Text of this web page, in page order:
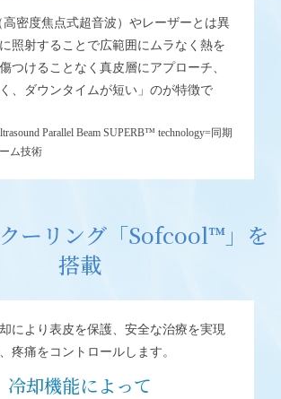
密度焦点式超音波）やレーザーとは異
照射することで広範囲にムラなく熱を
つけることなく真皮層にアプローチ、
く、ダウンタイムが短い」のが特徴で
Parallel Beam SUPERB™ technology=同期
ム技術
ーリング「Sofcool™」を
搭載
により表皮を保護、安全な治療を実現
疼痛をコントロールします。
冷却機能によって